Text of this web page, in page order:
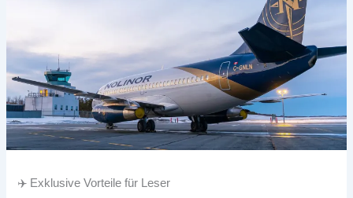
✈️ Exklusive Vorteile für Leser